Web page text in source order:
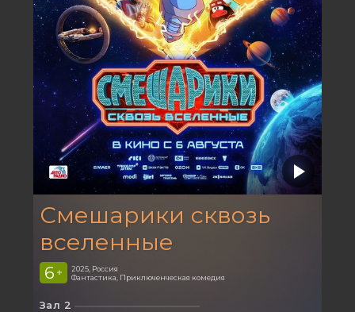
Смешарики сквозь
вселенные
6 +
2025, Россия
Фантастика, Приключенческая комедия
Зал 2